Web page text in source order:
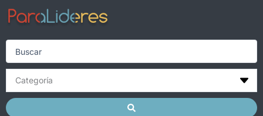
Skip
content
Search